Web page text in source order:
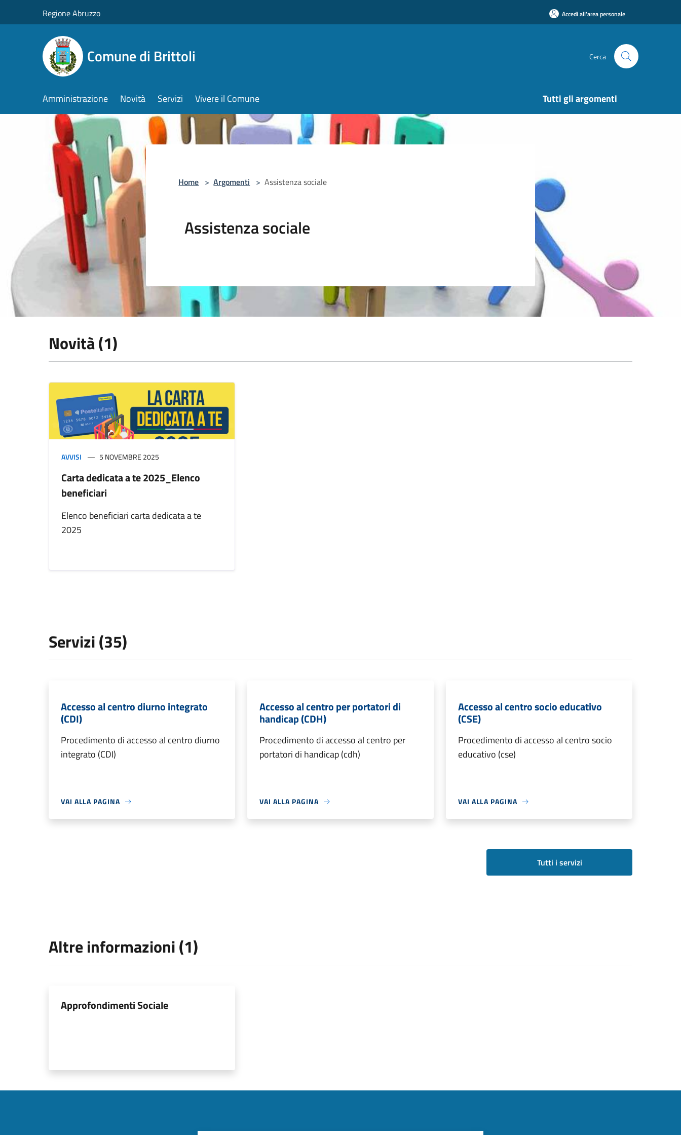
Regione Abruzzo Accedi all'area personale
Comune di Brittoli Cerca
Amministrazione Novità Servizi Vivere il Comune Tutti gli argomenti
Home > Argomenti > Assistenza sociale
Assistenza sociale
Novità (1)
AVVISI 5 NOVEMBRE 2025
Carta dedicata a te 2025_Elenco
beneficiari
Elenco beneficiari carta dedicata a te
2025
Servizi (35)
Accesso al centro diurno integrato
(CDI)
Procedimento di accesso al centro diurno
integrato (CDI)
VAI ALLA PAGINA
Accesso al centro per portatori di
handicap (CDH)
Procedimento di accesso al centro per
portatori di handicap (cdh)
VAI ALLA PAGINA
Accesso al centro socio educativo
(CSE)
Procedimento di accesso al centro socio
educativo (cse)
VAI ALLA PAGINA
Tutti i servizi
Altre informazioni (1)
Approfondimenti Sociale